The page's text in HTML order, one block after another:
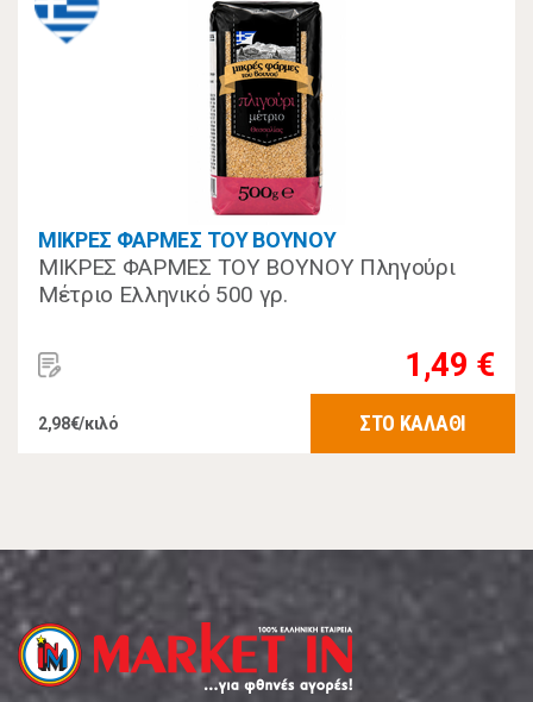
ΜΙΚΡΕΣ ΦΑΡΜΕΣ ΤΟΥ ΒΟΥΝΟΥ
ΜΙΚΡΕΣ ΦΑΡΜΕΣ ΤΟΥ ΒΟΥΝΟΥ Πληγούρι
Μέτριο Ελληνικό 500 γρ.
1,49 €
2,98€/κιλό ΣΤΟ ΚΑΛΑΘΙ